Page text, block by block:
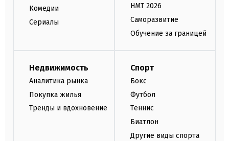
Комедии
Сериалы
НМТ 2026
Саморазвитие
Обучение за границей
Недвижимость
Аналитика рынка
Покупка жилья
Тренды и вдохновение
Спорт
Бокс
Футбол
Теннис
Биатлон
Другие виды спорта